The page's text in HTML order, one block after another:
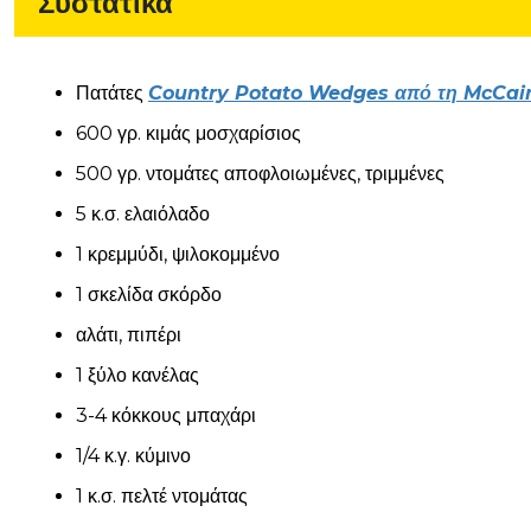
Πατάτες Country Potato Wedges από τη
600 γρ. κιμάς μοσχαρίσιος
500 γρ. ντομάτες αποφλοιωμένες, τριμμένες
5 κ.σ. ελαιόλαδο
1 κρεμμύδι, ψιλοκομμένο
1 σκελίδα σκόρδο
αλάτι, πιπέρι
1 ξύλο κανέλας
3-4 κόκκους μπαχάρι
1/4 κ.γ. κύμινο
1 κ.σ. πελτέ ντομάτας